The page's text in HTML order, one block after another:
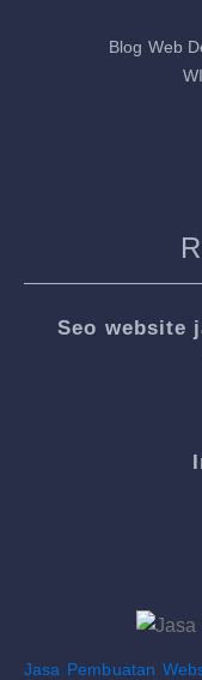
Jasa Pembuatan
Seo website
Blog Web